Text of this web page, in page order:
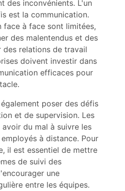
des inconvénients. L'un
est la communication.
face à face sont limitées,
des malentendus et des
relations de travail
doivent investir dans
efficaces pour
poser des défis
et de supervision. Les
du mal à suivre les
à distance. Pour
il est essentiel de mettre
de suivi des
une
entre les équipes.